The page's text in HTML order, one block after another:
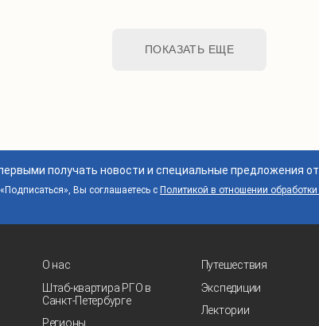
ПОКАЗАТЬ ЕЩЕ
получать новости и специальные предложения от
Вы соглашаетесь с Политикой в отношении
О нас
Штаб-квартира РГО в
Санкт‑Петербурге
Регионы
Путешествия
Экспедиции
Лектории